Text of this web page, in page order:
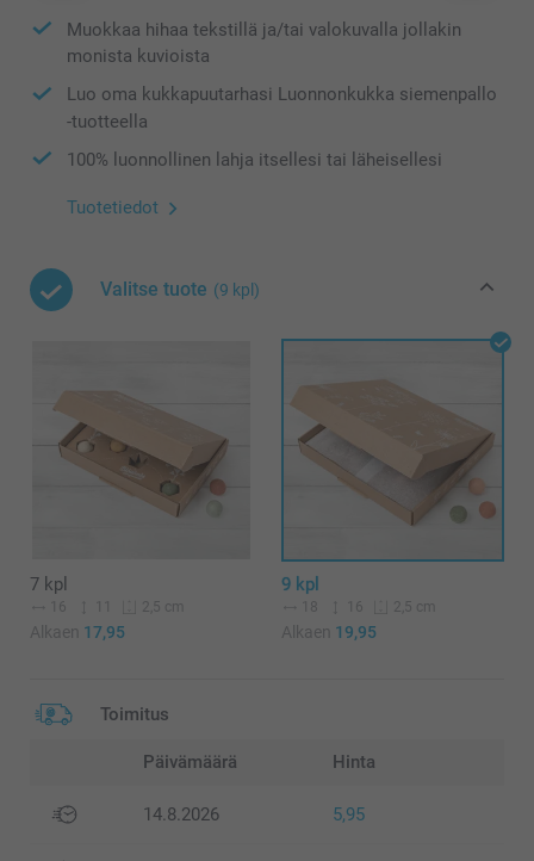
Muokkaa hihaa tekstillä ja/tai valokuvalla jollakin
monista kuvioista
Luo oma kukkapuutarhasi Luonnonkukka siemenpallo
-tuotteella
100% luonnollinen lahja itsellesi tai läheisellesi
Tuotetiedot
Valitse tuote (9 kpl)
7 kpl
16 2,5 cm
Alkaen 17,95
9 kpl
18 16 2,5 cm
Alkaen 19,95
Toimitus
Päivämäärä Hinta
14.8.2026 5,95